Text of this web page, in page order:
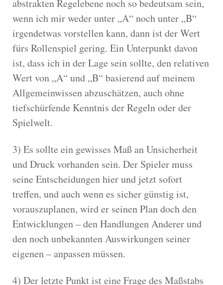
abstrakten Regelebene noch so bedeutsam sein,
wenn ich mir weder unter „A“ noch unter „B“
irgendetwas vorstellen kann, dann ist der Wert
fürs Rollenspiel gering. Ein Unterpunkt davon
ist, dass ich in der Lage sein sollte, den relativen
Wert von „A“ und „B“ basierend auf meinem
Allgemeinwissen abzuschätzen, auch ohne
tiefschürfende Kenntnis der Regeln oder der
Spielwelt.
3) Es sollte ein gewisses Maß an Unsicherheit
und Druck vorhanden sein. Der Spieler muss
seine Entscheidungen hier und jetzt sofort
treffen, und auch wenn es sicher günstig ist,
vorauszuplanen, wird er seinen Plan doch den
Entwicklungen – den Handlungen Anderer und
den noch unbekannten Auswirkungen seiner
eigenen – anpassen müssen.
4) Der letzte Punkt ist eine Frage des Maßstabs